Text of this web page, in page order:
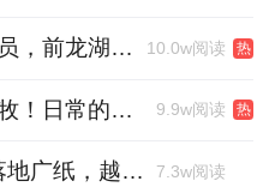
中旅投资招聘纪委人员，前龙湖副总裁胡若翔掌舵 10.0w阅读 热
吴声香港演讲盛赞九牧！日常的小锚点变成科技突破点！ 9.9w阅读 热
“一口时物”海珠湾店落地广纸，越秀地产以“新鲜现制”商业新场景打造社区高品质生活 7.3w阅读